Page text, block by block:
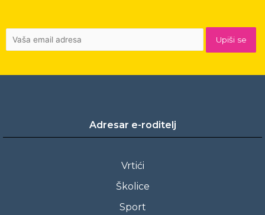
Adresar e-roditelj
Vrtići
Školice
Sport